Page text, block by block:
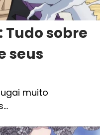
Tudo sobre
seus
muito